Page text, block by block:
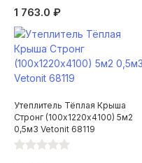
1 763.0 ₽
Утеплитель Тёплая Крыша
Стронг (100х1220х4100) 5м2
0,5м3 Vetonit 68119